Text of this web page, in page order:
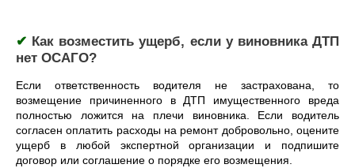
✔ Как возместить ущерб, если у виновника ДТП
нет ОСАГО?
Если ответственность водителя не застрахована, то
возмещение причиненного в ДТП имущественного вреда
полностью ложится на плечи виновника. Если водитель
согласен оплатить расходы на ремонт добровольно, оцените
ущерб в любой экспертной организации и подпишите
договор или соглашение о порядке его возмещения.